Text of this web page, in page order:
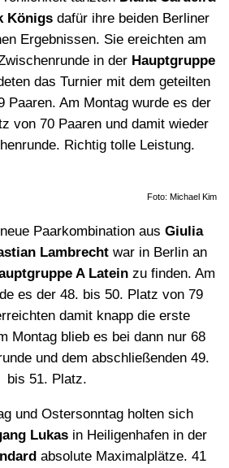
Königs dafür ihre beiden Berliner
Ergebnissen. Sie ereichten am
in der Hauptgruppe
das Turnier mit dem geteilten
Paaren. Am Montag wurde es der
von 70 Paaren und damit wieder
Richtig tolle Leistung.
Foto: Michael Kim
Paarkombination aus Giulia
Lambrecht war in Berlin an
A Latein zu finden. Am
es der 48. bis 50. Platz von 79
damit knapp die erste
Montag blieb es bei dann nur 68
und dem abschließenden 49.
bis 51. Platz.
und Ostersonntag holten sich
Lukasin Heiligenhafen in der
absolute Maximalplätze. 41